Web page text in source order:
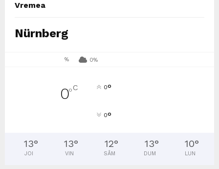
Vremea
Nürnberg
% 0%
0°C 0°
0°
13°
JOI
13°
VIN
12°
SÂM
13°
DUM
10°
LUN